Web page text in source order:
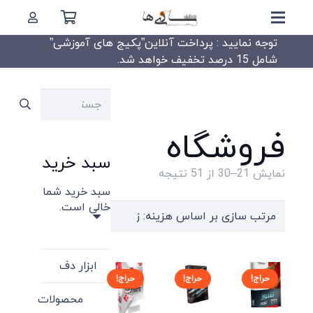
توجه نمایید : پرداخت آنلاین”پکیج های آموزشی”
شامل 15 درصد تخفیف خواهد شد.
فروشگاه
نمایش 21–30 از 51 نتیجه
price:
low
حراج! حراج! حراج!
جستجو
سبد خرید
سبد خرید شما
خالی است.
ابزار دف
محصولات